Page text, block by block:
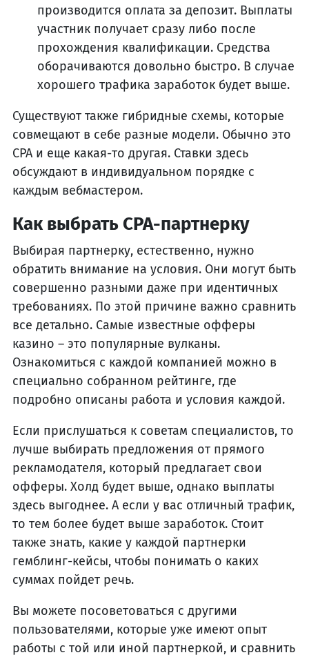
производится оплата за депозит. Выплаты
участник получает сразу либо после
прохождения квалификации. Средства
оборачиваются довольно быстро. В случае
хорошего трафика заработок будет выше.
Существуют также гибридные схемы, которые
совмещают в себе разные модели. Обычно это
CPA и еще какая-то другая. Ставки здесь
обсуждают в индивидуальном порядке с
каждым вебмастером.
Как выбрать CPA-партнерку
Выбирая партнерку, естественно, нужно
обратить внимание на условия. Они могут быть
совершенно разными даже при идентичных
требованиях. По этой причине важно сравнить
все детально. Самые известные офферы
казино – это популярные вулканы.
Ознакомиться с каждой компанией можно в
специально собранном рейтинге, где
подробно описаны работа и условия каждой.
Если прислушаться к советам специалистов, то
лучше выбирать предложения от прямого
рекламодателя, который предлагает свои
офферы. Холд будет выше, однако выплаты
здесь выгоднее. А если у вас отличный трафик,
то тем более будет выше заработок. Стоит
также знать, какие у каждой партнерки
гемблинг-кейсы, чтобы понимать о каких
суммах пойдет речь.
Вы можете посоветоваться с другими
пользователями, которые уже имеют опыт
работы с той или иной партнеркой, и сравнить